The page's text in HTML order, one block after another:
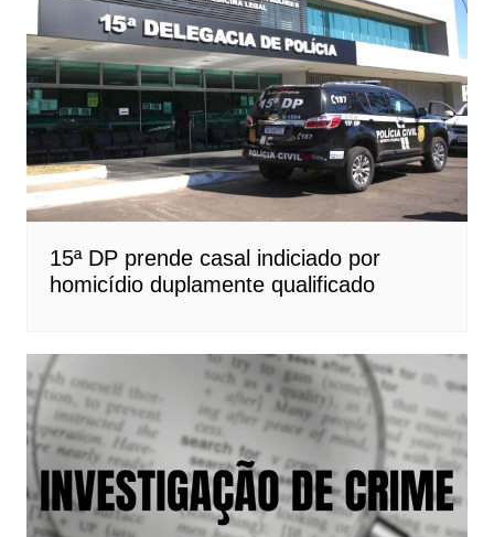
15ª DP prende casal indiciado por
homicídio duplamente qualificado